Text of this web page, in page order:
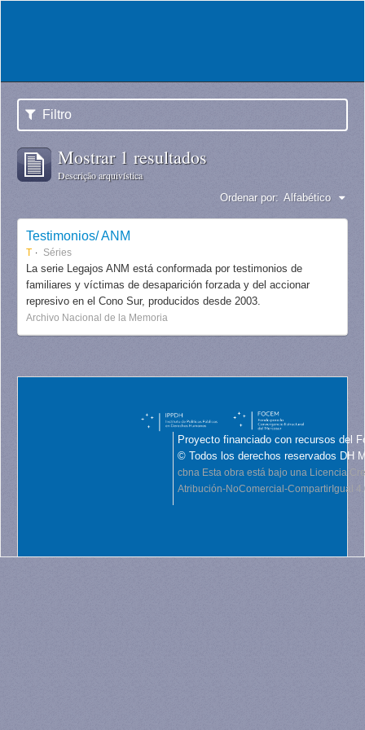
Filtro
Mostrar 1 resultados
Descrição arquivística
Ordenar por: Alfabético
Testimonios/ ANM
T Séries
La serie Legajos ANM está conformada por testimonios de
familiares y víctimas de desaparición forzada y del accionar
represivo en el Cono Sur, producidos desde 2003.
Archivo Nacional de la Memoria
Proyecto financiado con recursos del
© Todos los derechos reservados DH
cbna Esta obra está bajo una Licencia
Atribución-NoComercial-CompartirIgual